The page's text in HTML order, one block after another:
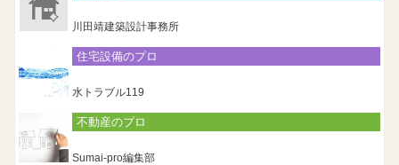
川田靖建築設計事務所
住宅設備のプロ
水トラブル119
不動産のプロ
Sumai-pro編集部